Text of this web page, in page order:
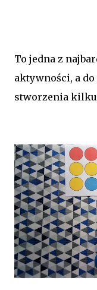
To jedna z
aktywności, a do
stworzenia